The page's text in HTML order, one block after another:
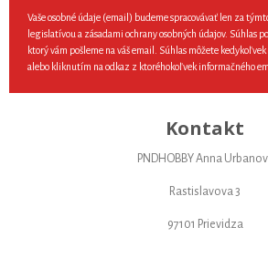
Vaše osobné údaje (email) budeme spracovávať len za
legislatívou a zásadami ochrany osobných údajov. Súhlas
ktorý vám pošleme na váš email. Súhlas môžete
alebo kliknutím na odkaz z ktoréhokoľvek informačného
Kontakt
PNDHOBBY Anna
Rastislavova 3
97101 Prievidza